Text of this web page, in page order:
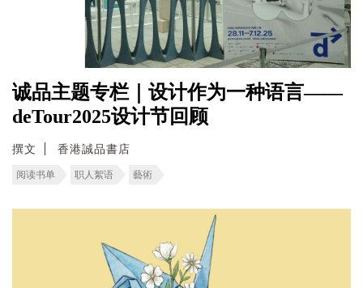
诚品主题专栏｜设计作为一种语言——
deTour2025设计节回顾
撰文 香港誠品書店
阅读书单 职人絮语 藝術